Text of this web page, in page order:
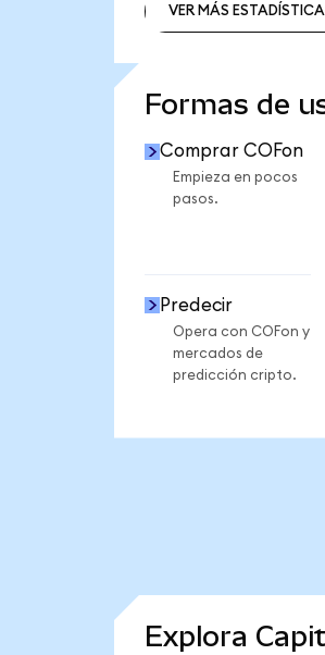
VER MÁS
Formas de
Comprar COFon
Empieza en pocos
pasos.
Predecir
Opera con COFon y
mercados de
predicción cripto.
Explora